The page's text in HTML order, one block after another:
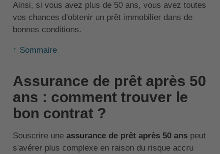
Ainsi, si vous avez plus de 50 ans, vous avez toutes
vos chances d'obtenir un prêt immobilier dans de
bonnes conditions.
↑ Sommaire
Assurance de prêt après 50
ans : comment trouver le
bon contrat ?
Souscrire une assurance de prêt après 50 anspeut
s'avérer plus complexe en raison du risque accru